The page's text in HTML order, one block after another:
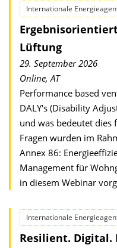
Internationale
Lüftung
29. September 2026
Online, AT
Performance based
DALY's (Disability
und was bedeutet dies
Fragen wurden im
Annex 86:
Management für
in diesem Webinar
Internationale
Resilient. Digital.